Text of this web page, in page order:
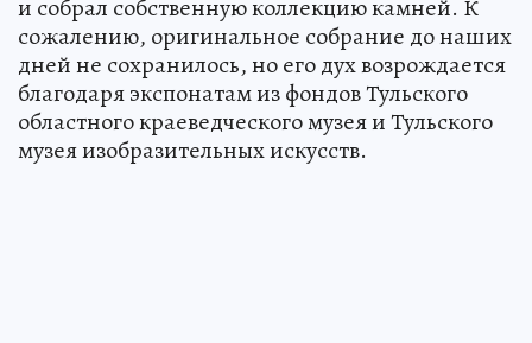
и собрал собственную коллекцию камней. К
сожалению, оригинальное собрание до наших
дней не сохранилось, но его дух возрождается
благодаря экспонатам из фондов Тульского
областного краеведческого музея и Тульского
музея изобразительных искусств.